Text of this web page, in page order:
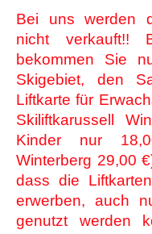
Bei uns werden
nicht
bekommen Sie
Skigebiet, den
Liftkarte für
Skiliftkarussell
Kinder nur
Winterberg 29,00
dass die
erwerben, auch
genutzt werden